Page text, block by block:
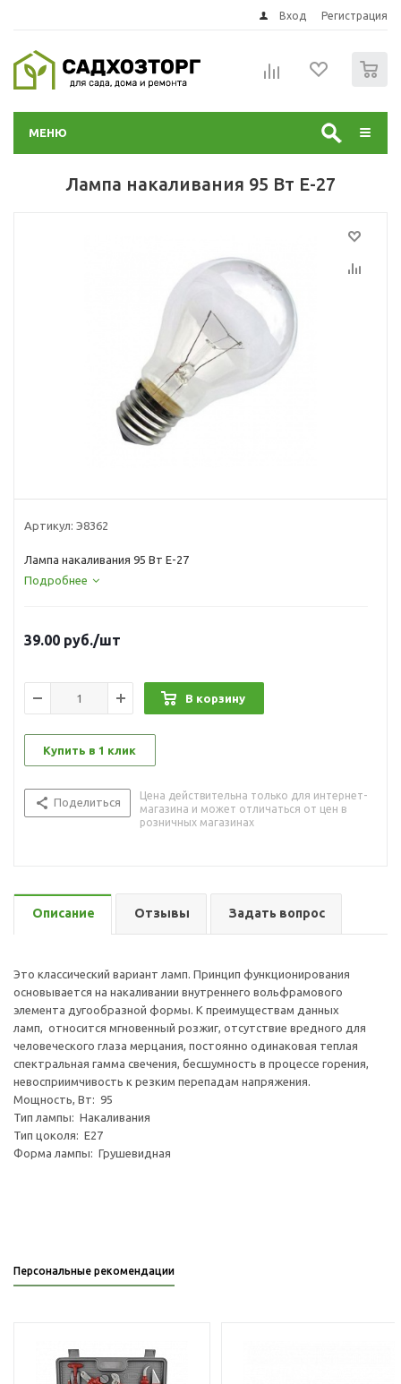
Вход Регистрация
МЕНЮ
Лампа накаливания 95 Вт Е-27
Артикул: Э8362
Лампа накаливания 95 Вт Е-27
Подробнее
39.00 руб./шт
В корзину
Купить в 1 клик
Поделиться
Цена действительна только для интернет-
магазина и может отличаться от цен в
розничных магазинах
Описание Отзывы Задать вопрос
Это классический вариант ламп. Принцип функционирования
основывается на накаливании внутреннего вольфрамового
элемента дугообразной формы. К преимуществам данных
ламп, относится мгновенный розжиг, отсутствие вредного для
человеческого глаза мерцания, постоянно одинаковая теплая
спектральная гамма свечения, бесшумность в процессе горения,
невосприимчивость к резким перепадам напряжения.
Мощность, Вт: 95
Тип лампы: Накаливания
Тип цоколя: Е27
Форма лампы: Грушевидная
Персональные рекомендации